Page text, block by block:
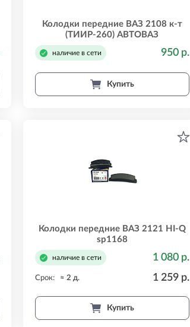
Колодки передние ВАЗ 2108 к-т
(ТИИР-260) АВТОВАЗ
21080350180082
наличие в сети 950 р.
Купить
Колодки передние ВАЗ 2121 HI-Q
sp1168
наличие в сети 1 080 р.
Срок: ≈ 2 д. 1 259 р.
Купить